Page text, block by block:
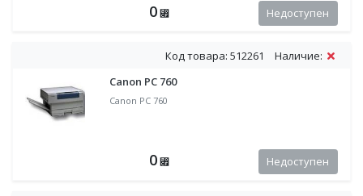
0 ⃏ Недоступен
Код товара: 512261
Наличие:
Canon PC 760
Canon PC 760
0 ⃏ Недоступен